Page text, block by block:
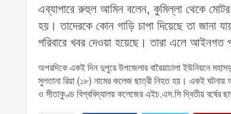
এব্যাপারে রুহুল আমিন বলেন, কুমিল্লা থেকে মোটর
হয়। তাদেরকে কোন গাড়ি চাপা দিয়েছে তা জানা
পরিবারে খবর দেওয়া হয়েছে। তারা এলে আইনগত
অপরদিকে একই দিন দুপুরে উপজেলার বারৈয়াঢালা ইউনিয়নে
সুলতানা রিয়া (১৮) নামের কলেজ ছাত্রী নিহত হয়। একই ঘটনায়
ও সীতাকুণ্ড বিশ্ববিদ্যালয় কলেজের এইচ.এস.সি দ্বিতীয় বর্ষের